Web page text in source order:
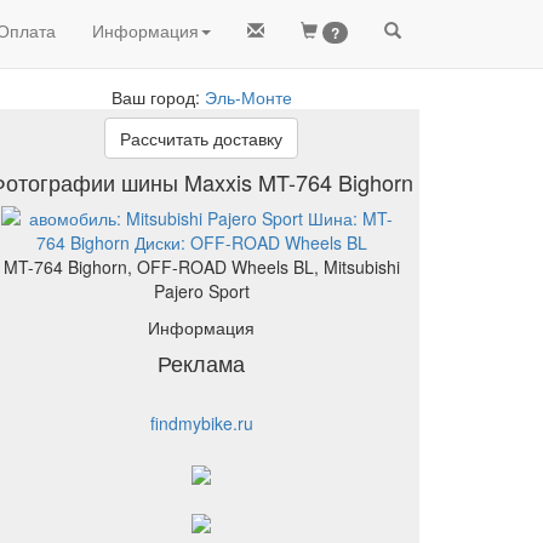
?
Информация
Ваш город: Эль-Монте
Рассчитать доставку
шины Maxxis MT-764 Bighorn
MT-764 Bighorn, OFF-ROAD Wheels BL, Mitsubishi
Pajero Sport
Информация
Реклама
findmybike.ru